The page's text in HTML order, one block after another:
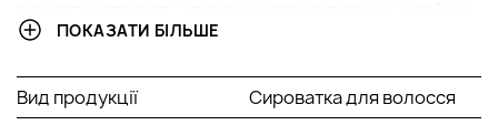
плям та інфільтратів постакне. Використання сироватки у
процеси неоколагеногенезу, підвищує міцність волокон
колагену.
ПОКАЗАТИ БІЛЬШЕ
Вид продукції Сироватка для волосся